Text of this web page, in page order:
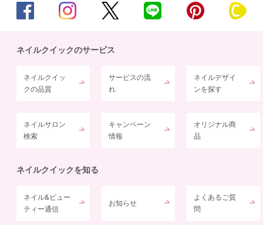
ネイルクイックのサービス
ネイルクイッ
クの品質
サービスの流
れ
ネイルデザイ
ンを探す
ネイルサロン
検索
キャンペーン
情報
オリジナル商
品
ネイルクイックを知る
ネイル&ビュー
ティー通信
お知らせ
よくあるご質
問